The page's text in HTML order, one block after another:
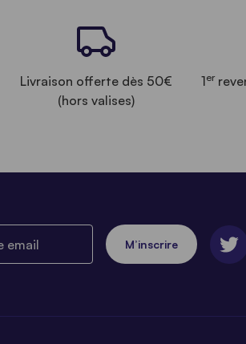
Livraison offerte dès 50€
(hors valises)
1er
M’inscrire